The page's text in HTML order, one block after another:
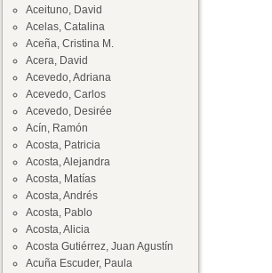
Aceituno, David
Acelas, Catalina
Aceña, Cristina M.
Acera, David
Acevedo, Adriana
Acevedo, Carlos
Acevedo, Desirée
Acín, Ramón
Acosta, Patricia
Acosta, Alejandra
Acosta, Matías
Acosta, Andrés
Acosta, Pablo
Acosta, Alicia
Acosta Gutiérrez, Juan Agustín
Acuña Escuder, Paula